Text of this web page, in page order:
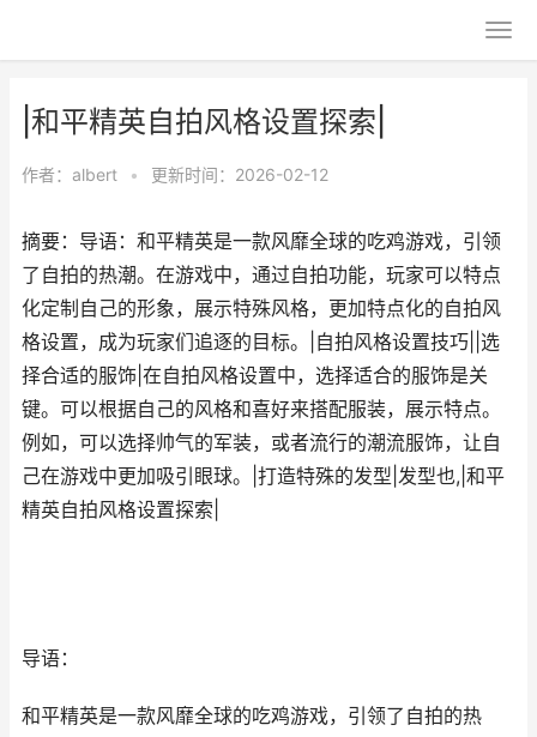
|和平精英自拍风格设置探索|
作者： albert • 更新时间：2026-02-12
摘要：导语：和平精英是一款风靡全球的吃鸡游戏，引领
了自拍的热潮。在游戏中，通过自拍功能，玩家可以特点
化定制自己的形象，展示特殊风格，更加特点化的自拍风
格设置，成为玩家们追逐的目标。|自拍风格设置技巧||选
择合适的服饰|在自拍风格设置中，选择适合的服饰是关
键。可以根据自己的风格和喜好来搭配服装，展示特点。
例如，可以选择帅气的军装，或者流行的潮流服饰，让自
己在游戏中更加吸引眼球。|打造特殊的发型|发型也,|和平
精英自拍风格设置探索|
导语：
和平精英是一款风靡全球的吃鸡游戏，引领了自拍的热